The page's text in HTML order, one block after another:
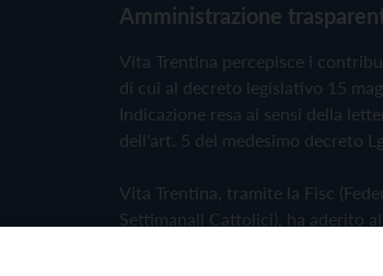
Amministrazione
Vita Trentina percepisce i
di cui al decreto legislativo 15
Indicazione resa ai sensi della
dell'art. 5 del medesimo decreto
Vita Trentina, tramite la Fisc
Settimanali Cattolici), ha aderito